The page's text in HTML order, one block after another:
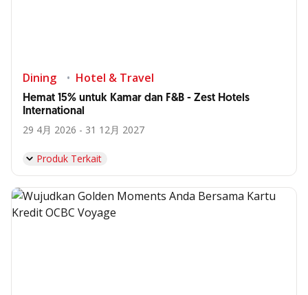
Dining Hotel & Travel
Hemat 15% untuk Kamar dan F&B - Zest Hotels
International
29 4月 2026 - 31 12月 2027
Produk Terkait